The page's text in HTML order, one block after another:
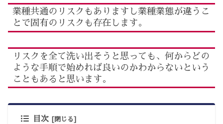
業種共通のリスクもありますし業種業態が違うこ
とで固有のリスクも存在します。
リスクを全て洗い出そうと思っても、何からどの
ような手順で始めれば良いのかわからないという
こともあると思います。
目次